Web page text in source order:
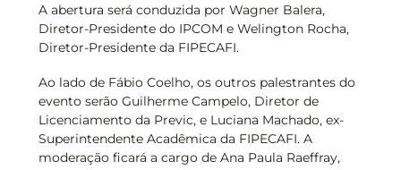
A abertura será conduzida por Wagner Balera,
Diretor-Presidente do IPCOM e Welington Rocha,
Diretor-Presidente da FIPECAFI.
Ao lado de Fábio Coelho, os outros palestrantes do
evento serão Guilherme Campelo, Diretor de
Licenciamento da Previc, e Luciana Machado, ex-
Superintendente Acadêmica da FIPECAFI. A
moderação ficará a cargo de Ana Paula Raeffray,